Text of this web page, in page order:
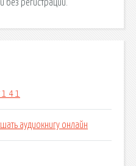
регистрации.
1 4 1
аудиокнигу онлайн